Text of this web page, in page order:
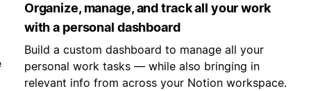
Organize, manage, and track all your work
with a personal dashboard
Build a custom dashboard to manage all your
personal work tasks — while also bringing in
relevant info from across your Notion workspace.